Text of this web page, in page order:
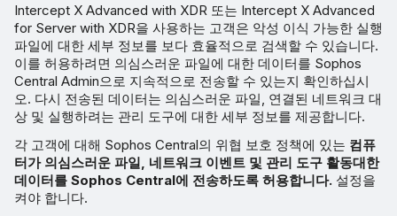
中文（繁體）
Intercept X Advanced with XDR 또는 Intercept X Advanced
for Server with XDR을 사용하는 고객은 악성 이식 가능한 실행
파일에 대한 세부 정보를 보다 효율적으로 검색할 수 있습니다.
이를 허용하려면 의심스러운 파일에 대한 데이터를 Sophos
Central Admin으로 지속적으로 전송할 수 있는지 확인하십시
오. 다시 전송된 데이터는 의심스러운 파일, 연결된 네트워크 대
상 및 실행하려는 관리 도구에 대한 세부 정보를 제공합니다.
각 고객에 대해 Sophos Central의 위협 보호 정책에 있는 컴퓨
터가 의심스러운 파일, 네트워크 이벤트 및 관리 도구 활동대한
데이터를 Sophos Central에 전송하도록 허용합니다. 설정을
켜야 합니다.